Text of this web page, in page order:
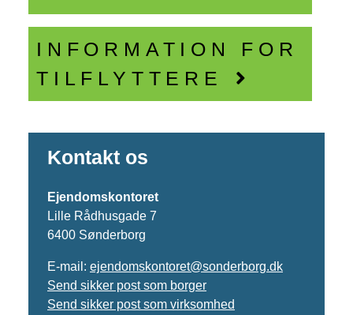
INFORMATION FOR
TILFLYTTERE
Kontakt os
Ejendomskontoret
Lille Rådhusgade 7
6400 Sønderborg
E-mail: ejendomskontoret@sonderborg.dk
Send sikker post som borger
Send sikker post som virksomhed